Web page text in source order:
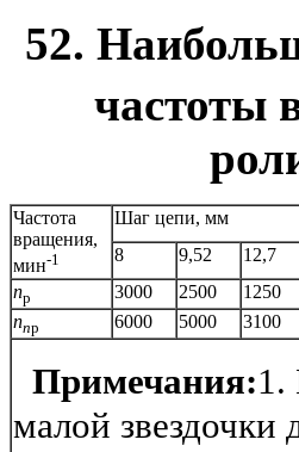
52.
частоты
Частота
вращения,
мин-1
Шаг цепи, мм
8
9,52 12,7
nр 3000 2500 1250
nпр 6000 5000 3100
Примечания:1.
малой звездочки